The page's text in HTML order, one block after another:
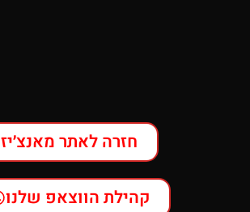
חזרה לאתר מאנצ׳יז
קהילת הווצאפ שלנו